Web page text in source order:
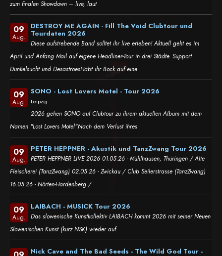
zum finalen Showdown – live, laut
09
Aug.
DESTROY ME AGAIN - Fill The Void Clubtour und
Tourdaten 2026
Diese aufstrebende Band solltet ihr live erleben! Aktuell geht es im
April und Anfang Mail auf eigene Headliner-Tour in drei Städte. Support
Dunkelsucht und DesastroesHabt ihr Bock auf eine
09
Aug.
SONO - Lost Lovers Motel - Tour 2026
Leipzig
2026 gehen SONO auf Clubtour zu ihrem aktuellen Album mit dem
Namen "Lost Lovers Motel".Nach dem Verlust ihres
09
Aug.
PETER HEPPNER - Akustik und TanzZwang Tour 2026
PETER HEPPNER LIVE 2026 01.05.26 - Mühlhausen, Thüringen / Alte
Fleischerei (TanzZwang) 02.05.26 - Zwickau / Club Seilerstrasse (TanzZwang)
16.05.26 - Nörten-Hardenberg /
09
Aug.
LAIBACH - MUSICK Tour 2026
Das slowenische Kunstkollektiv LAIBACH kommt 2026 mit seiner Neuen
Slowenischen Kunst (kurz NSK) wieder auf
Nick Cave and The Bad Seeds - The Wild God Tour -